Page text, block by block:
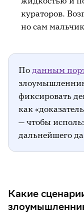
кураторов.
но сам
По данным
фиксировать
как
— чтобы
дальнейшего
Какие